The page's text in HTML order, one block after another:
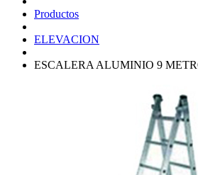
Productos
ELEVACION
ESCALERA ALUMINIO 9